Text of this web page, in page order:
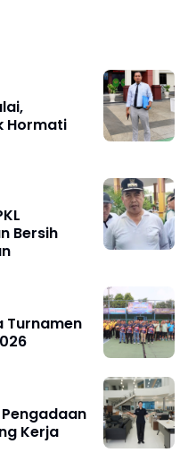
Hormati
Bersih
Turnamen
Kerja